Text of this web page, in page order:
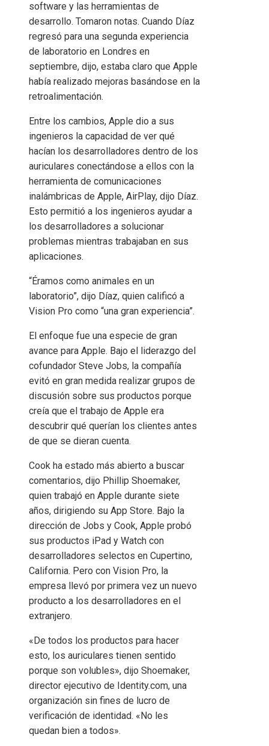
software y las herramientas de
desarrollo. Tomaron notas. Cuando Díaz
regresó para una segunda experiencia
de laboratorio en Londres en
septiembre, dijo, estaba claro que Apple
había realizado mejoras basándose en la
retroalimentación.
Entre los cambios, Apple dio a sus
ingenieros la capacidad de ver qué
hacían los desarrolladores dentro de los
auriculares conectándose a ellos con la
herramienta de comunicaciones
inalámbricas de Apple, AirPlay, dijo Díaz.
Esto permitió a los ingenieros ayudar a
los desarrolladores a solucionar
problemas mientras trabajaban en sus
aplicaciones.
“Éramos como animales en un
laboratorio”, dijo Díaz, quien calificó a
Vision Pro como “una gran experiencia”.
El enfoque fue una especie de gran
avance para Apple. Bajo el liderazgo del
cofundador Steve Jobs, la compañía
evitó en gran medida realizar grupos de
discusión sobre sus productos porque
creía que el trabajo de Apple era
descubrir qué querían los clientes antes
de que se dieran cuenta.
Cook ha estado más abierto a buscar
comentarios, dijo Phillip Shoemaker,
quien trabajó en Apple durante siete
años, dirigiendo su App Store. Bajo la
dirección de Jobs y Cook, Apple probó
sus productos iPad y Watch con
desarrolladores selectos en Cupertino,
California. Pero con Vision Pro, la
empresa llevó por primera vez un nuevo
producto a los desarrolladores en el
extranjero.
«De todos los productos para hacer
esto, los auriculares tienen sentido
porque son volubles», dijo Shoemaker,
director ejecutivo de Identity.com, una
organización sin fines de lucro de
verificación de identidad. «No les
quedan bien a todos».